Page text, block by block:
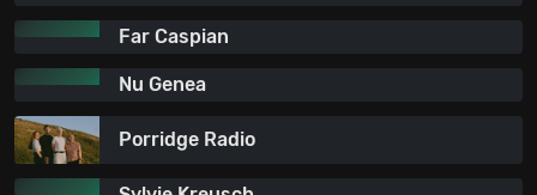
Far Caspian
Nu Genea
Porridge Radio